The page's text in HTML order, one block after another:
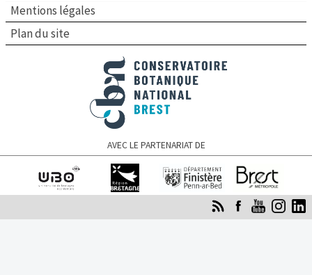
Conservatoire botanique national de Brest
AVEC LE PARTENARIAT DE
Université de
Bretagne occidentale
Région Bretagne Finistère Brest Métropole
Mentions légales
Plan du site